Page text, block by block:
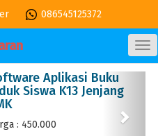
086545125372
Aplikasi
Di
Harga : 350.000